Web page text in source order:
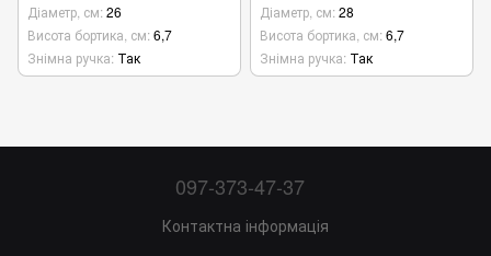
Діаметр, см 26
Висота бортика, см 6,7
Знімна ручка Так
Діаметр, см 28
Висота бортика, см 6,7
Знімна ручка Так
097-373-47-37
Контактна інформація